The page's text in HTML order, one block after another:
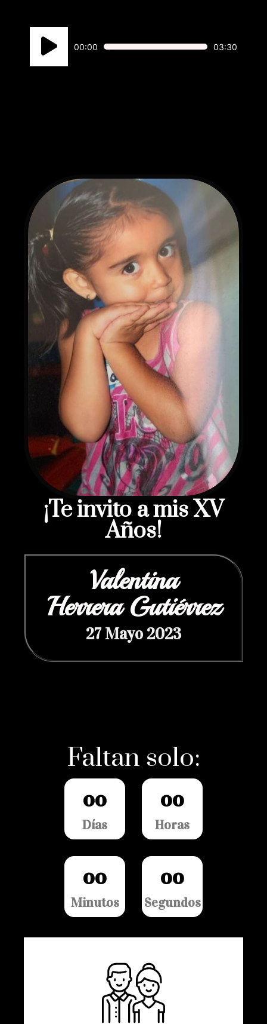
Reproductor
00:00 03:30
¡Te invito a mis XV
Años!
Valentina
Herrera Gutiérrez
27 Mayo 2023
Faltan solo:
00
Días
00
Horas
00
Minutos
00
Segundos